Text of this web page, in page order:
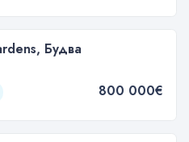
Будва
800 000€